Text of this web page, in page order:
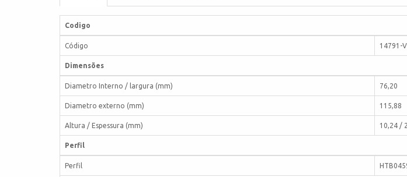
Codigo
Código 14791-
Dimensões
Diametro Interno / largura (mm) 76,20
Diametro externo (mm) 115,88
Altura / Espessura (mm) 10,24 /
Perfil
Perfil